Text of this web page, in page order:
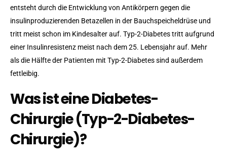
entsteht durch die Entwicklung von Antikörpern gegen die
insulinproduzierenden Betazellen in der Bauchspeicheldrüse und
tritt meist schon im Kindesalter auf. Typ-2-Diabetes tritt aufgrund
einer Insulinresistenz meist nach dem 25. Lebensjahr auf. Mehr
als die Hälfte der Patienten mit Typ-2-Diabetes sind außerdem
fettleibig.
Was ist eine Diabetes-
Chirurgie (Typ-2-Diabetes-
Chirurgie)?